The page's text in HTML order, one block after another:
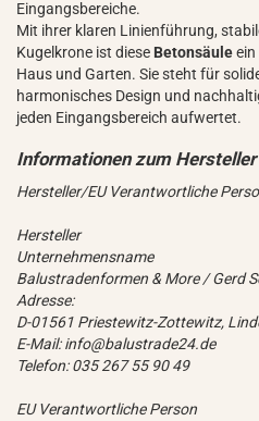
Eingangsbereiche.
Mit ihrer klaren Linienführung,
Kugelkrone ist diese Betonsäule
Haus und Garten. Sie steht für
harmonisches Design und
jeden Eingangsbereich aufwertet.
Hersteller/EU Verantwortliche
Hersteller
Unternehmensname
Balustradenformen & More / Gerd
Adresse:
D-01561 Priestewitz-Zottewitz,
E-Mail: info@balustrade24.de
Telefon: 035 267 55 90 49
EU Verantwortliche Person